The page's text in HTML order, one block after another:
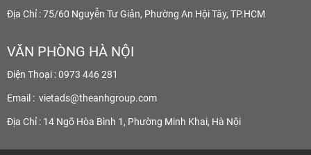
Địa Chỉ : 75/60 Nguyễn Tư Giản, Phường An Hội Tây, TP.HCM
VĂN PHÒNG HÀ NỘI
Điện Thoại : 0973 446 281
Email : vietads@theanhgroup.com
Địa Chỉ : 14 Ngõ Hòa Bình 1, Phường Minh Khai, Hà Nội